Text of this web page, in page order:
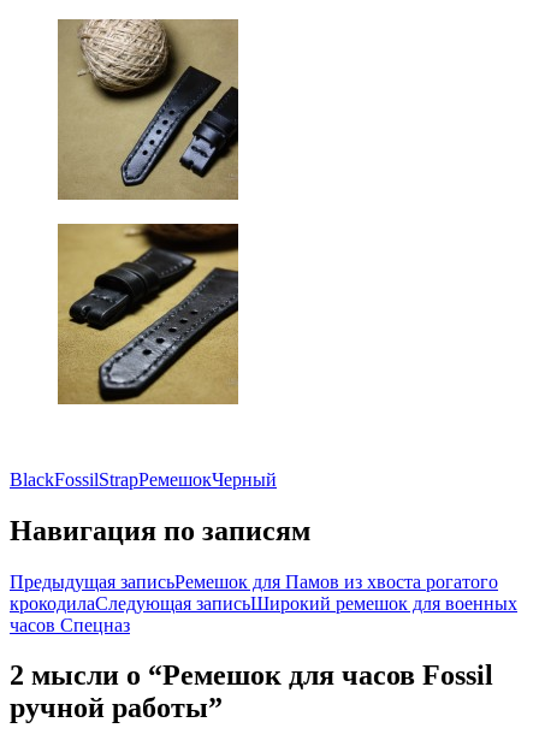
BlackFossilStrapРемешокЧерный
Навигация по записям
Предыдущая записьРемешок для Памов из хвоста рогатого
крокодилаСледующая записьШирокий ремешок для военных
часов Спецназ
2 мысли о “Ремешок для часов Fossil
ручной работы”